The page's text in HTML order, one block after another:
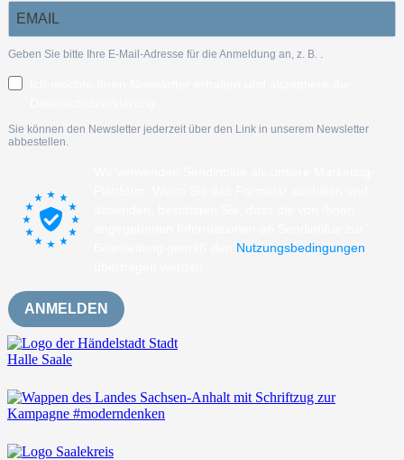
Geben Sie bitte Ihre E-Mail-Adresse für die Anmeldung an, z. B. .
Sie können den Newsletter jederzeit über den Link in unserem Newsletter
abbestellen.
Nutzungsbedingungen
ANMELDEN